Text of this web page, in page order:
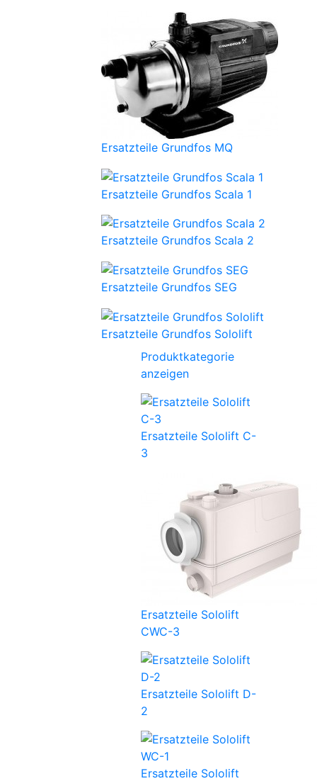
Ersatzteile Grundfos MQ
Ersatzteile Grundfos Scala 1
Ersatzteile Grundfos Scala 2
Ersatzteile Grundfos SEG
Ersatzteile Grundfos Sololift
Produktkategorie
anzeigen
Ersatzteile Sololift C-
3
Ersatzteile Sololift
CWC-3
Ersatzteile Sololift D-
2
Ersatzteile Sololift